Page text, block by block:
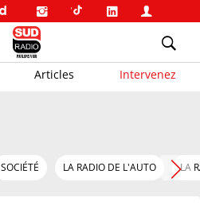
Articles Intervenez
SOCIÉTÉ LA RADIO DE L'AUTO LA